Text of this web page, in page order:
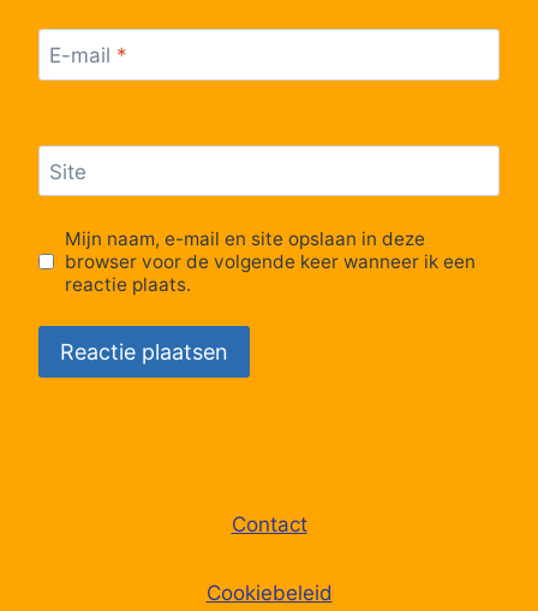
E-mail *
Site
Mijn naam, e-mail en site opslaan in deze
browser voor de volgende keer wanneer ik een
reactie plaats.
Contact
Cookiebeleid